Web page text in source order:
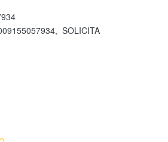
, SOLICITA